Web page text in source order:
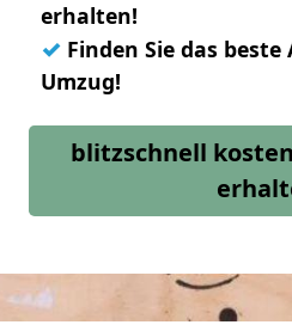
erhalten!
✓ Finden Sie das
Umzug!
blitzschnell